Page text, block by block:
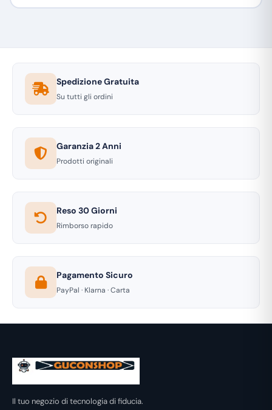
Spedizione Gratuita
Su tutti gli ordini
Garanzia 2 Anni
Prodotti originali
Reso 30 Giorni
Rimborso rapido
Pagamento Sicuro
PayPal · Klarna · Carta
Il tuo negozio di tecnologia di fiducia.